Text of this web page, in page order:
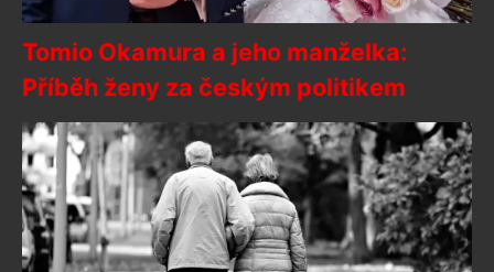
Tomio Okamura a jeho manželka:
Příběh ženy za českým politikem